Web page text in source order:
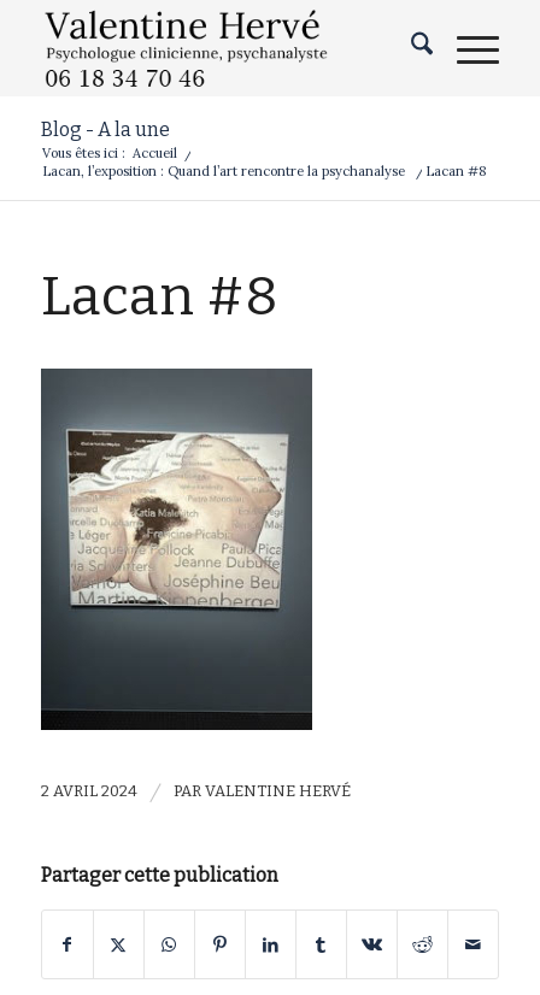
Blog - A la une
Vous êtes ici : Accueil
/
Lacan, l’exposition : Quand l’art rencontre la psychanalyse
/ Lacan #8
Lacan #8
2 AVRIL 2024 / PAR VALENTINE HERVÉ
Partager cette publication